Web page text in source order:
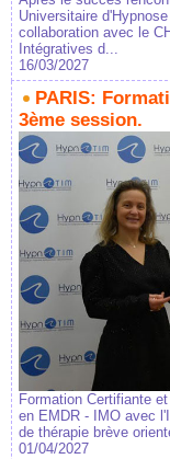
Universitaire
collaboration avec le
Intégratives d...
16/03/2027
PARIS:
3ème session.
Formation Certifiante
en EMDR - IMO avec
de thérapie brève
01/04/2027